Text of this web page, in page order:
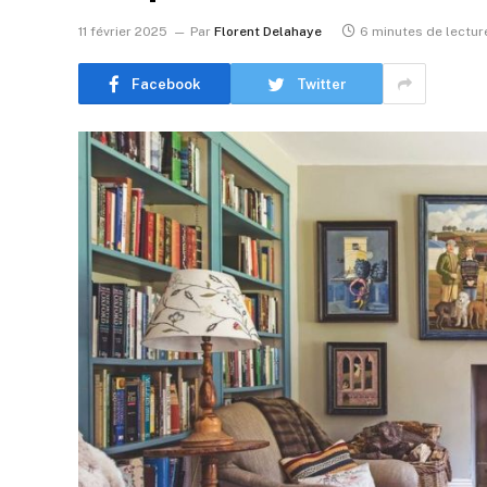
11 février 2025 Par Florent Delahaye 6 minutes de
Facebook Twitter